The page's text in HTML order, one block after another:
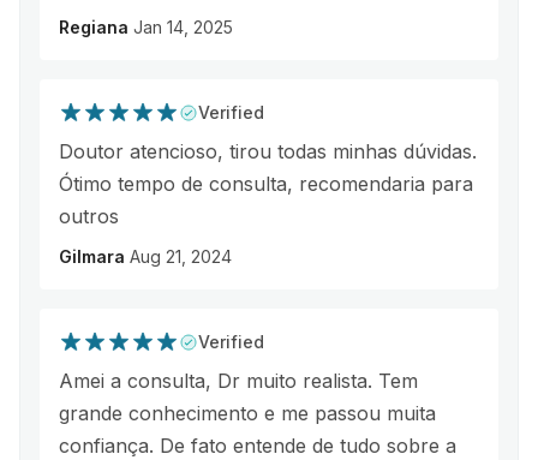
Regiana Jan 14, 2025
Verified
Doutor atencioso, tirou todas minhas dúvidas.
Ótimo tempo de consulta, recomendaria para
outros
Gilmara Aug 21, 2024
Verified
Amei a consulta, Dr muito realista. Tem
grande conhecimento e me passou muita
confiança. De fato entende de tudo sobre a